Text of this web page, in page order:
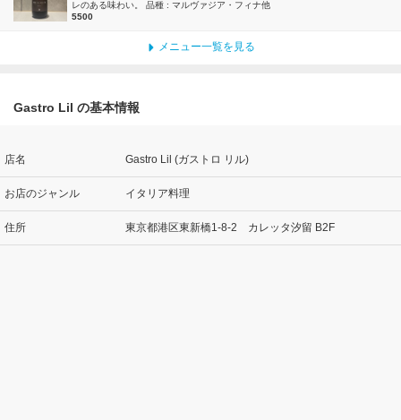
レのある味わい。 品種 : マルヴァジア・フィナ他
5500
メニュー一覧を見る
Gastro Lil の基本情報
店名 Gastro Lil (ガストロ リル)
お店のジャンル イタリア料理
住所 東京都港区東新橋1-8-2 カレッタ汐留 B2F